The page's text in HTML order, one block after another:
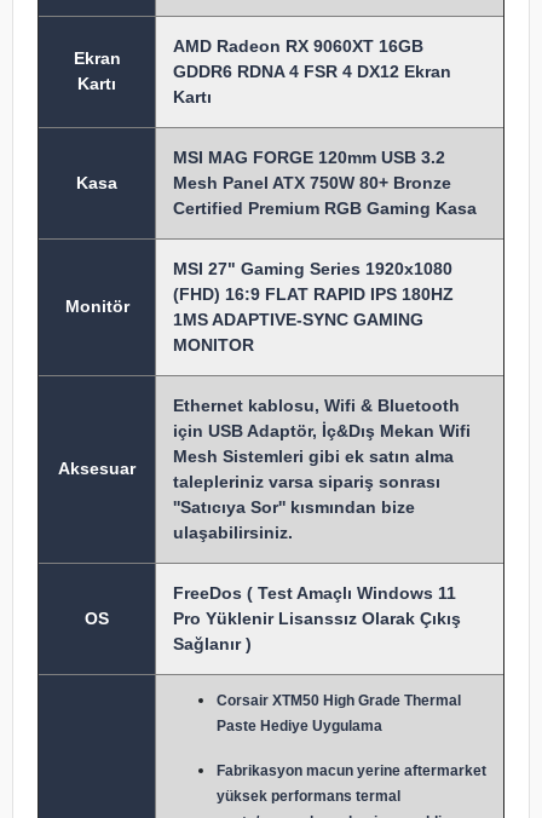
Ekran
Kartı
AMD Radeon RX 9060XT 16GB
GDDR6 RDNA 4 FSR 4 DX12 Ekran
Kartı
Kasa
MSI MAG FORGE 120mm USB 3.2
Mesh Panel ATX 750W 80+ Bronze
Certified Premium RGB Gaming Kasa
Monitör
MSI 27" Gaming Series 1920x1080
(FHD) 16:9 FLAT RAPID IPS 180HZ
1MS ADAPTIVE-SYNC GAMING
MONITOR
Aksesuar
Ethernet kablosu, Wifi & Bluetooth
için USB Adaptör, İç&Dış Mekan Wifi
Mesh Sistemleri gibi ek satın alma
talepleriniz varsa sipariş sonrası
''Satıcıya Sor'' kısmından bize
ulaşabilirsiniz.
OS
FreeDos ( Test Amaçlı Windows 11
Pro Yüklenir Lisanssız Olarak Çıkış
Sağlanır )
Corsair XTM50 High Grade Thermal
Paste Hediye Uygulama
Fabrikasyon macun yerine aftermarket
yüksek performans termal